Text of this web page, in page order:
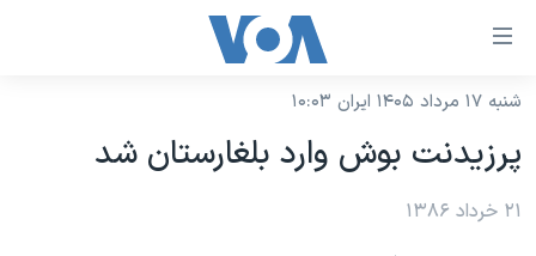
لینکهای
دسترسی
جهش
به
محتوای
نسخه سبک وب‌سایت
موضوع ها
شنبه ۱۷ مرداد ۱۴۰۵ ایران ۱۰:۰۳
پرزيدنت بوش وارد بلغارستان شد
۲۱ خرداد ۱۳۸۶